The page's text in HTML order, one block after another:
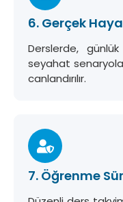
6. Gerçek
Derslerde,
seyahat
canlandırılır.
7. Öğrenme